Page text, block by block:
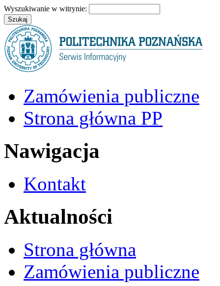
Wyszukiwanie w witrynie:
Zamówienia publiczne
Strona główna PP
Nawigacja
Kontakt
Aktualności
Strona główna
Zamówienia publiczne